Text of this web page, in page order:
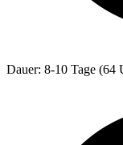
Dauer: 8-10 Tage (64